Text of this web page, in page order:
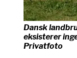
Dansk
eksisterer
Privatfoto